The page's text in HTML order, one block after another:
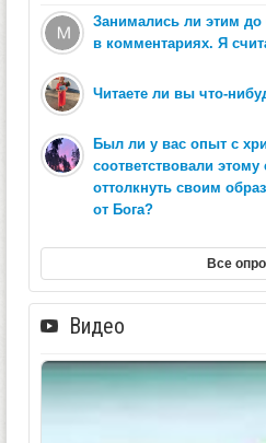
Занимались ли этим
в комментариях. Я
Читаете ли вы что-
Был ли у вас опыт с
соответствовали этому
оттолкнуть своим
от Бога?
Все
Видео